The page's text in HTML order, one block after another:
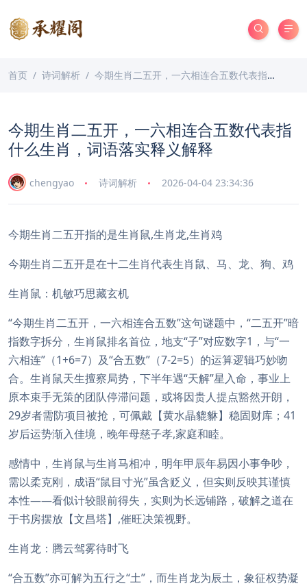
首页 诗词解析 今期生肖二五开，一六相连合五数代表指什么生肖，词语落实释义解释
今期生肖二五开，一六相连合五数代表指
什么生肖，词语落实释义解释
chengyao 诗词解析 2026-04-04 23:34:36
今期生肖二五开指的是生肖鼠,生肖龙,生肖鸡
今期生肖二五开是在十二生肖代表生肖鼠、马、龙、狗、鸡
生肖鼠：机敏巧思藏玄机
“今期生肖二五开，一六相连合五数”这句谜题中，“二五开”暗
指数字拆分，生肖鼠排名首位，地支“子”对应数字1，与“一
六相连”（1+6=7）及“合五数”（7-2=5）的运算逻辑巧妙吻
合。生肖鼠天生擅察局势，下半年遇“天解”星入命，事业上
原本束手无策的团队停滞问题，或将因贵人提点豁然开朗，
29岁者需防项目被抢，可佩戴【黄水晶貔貅】稳固财库；41
岁后运势渐入佳境，晚年母慈子孝,家庭和睦。
感情中，生肖鼠与生肖马相冲，明年甲辰年易因小事争吵，
需以柔克刚，成语“鼠目寸光”虽含贬义，但实则反映其谨慎
本性——看似计较眼前得失，实则为长远铺路，破解之道在
于书房摆放【文昌塔】,催旺决策视野。
生肖龙：腾云驾雾待时飞
“合五数”亦可解为五行之“土”，而生肖龙为辰土，象征权势凝